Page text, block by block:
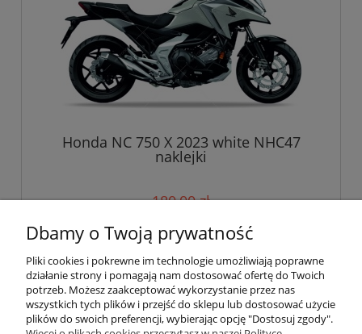
Honda NC 750 X 2023 white NHC47
naklejki
180,00 zł
do koszyka
Pomoc
Dbamy o Twoją prywatność
Pliki cookies i pokrewne im technologie umożliwiają poprawne
działanie strony i pomagają nam dostosować ofertę do Twoich
potrzeb. Możesz zaakceptować wykorzystanie przez nas
wszystkich tych plików i przejść do sklepu lub dostosować użycie
plików do swoich preferencji, wybierając opcję "Dostosuj zgody".